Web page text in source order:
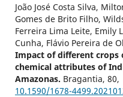
João José Costa Silva,
Gomes de Brito Filho,
Ferreira Lima Leite, Emily
Cunha, Flávio Pereira de
Impact of different
chemical attributes of
Amazonas. Bragantia, 80,
10.1590/1678-